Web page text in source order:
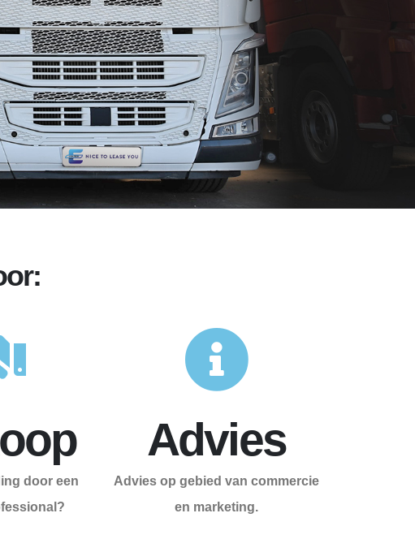
door een
Advies
Advies op gebied van commercie
en marketing.